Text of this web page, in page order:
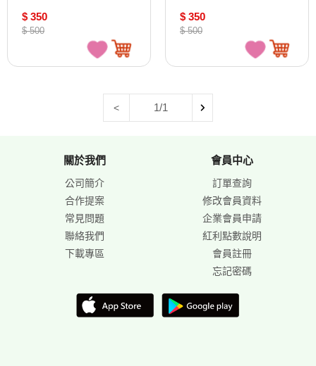
$ 350
$ 500
$ 350
$ 500
< 1/1
關於我們
公司簡介
合作提案
常見問題
聯絡我們
下載專區
會員中心
訂單查詢
修改會員資料
企業會員申請
紅利點數說明
會員註冊
忘記密碼